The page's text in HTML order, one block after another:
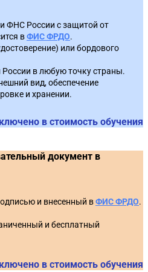
за нарушения условий
в том числе одностороннее:
договора, защищающих
меры, практические
штрафа.
ФНС России с защитой от
вФИС ФРДО.
или бордового
в любую точку страны.
вид, обеспечение
и хранении.
в стоимость обучения
документ в
и внесенный вФИС ФРДО.
и бесплатный
в стоимость обучения